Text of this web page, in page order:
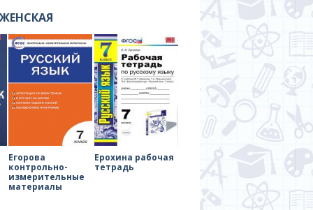
Егорова
контрольно-
измерительные
материалы
Ерохина рабочая
тетрадь